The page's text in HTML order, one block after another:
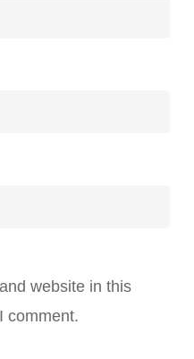
website in this
comment.